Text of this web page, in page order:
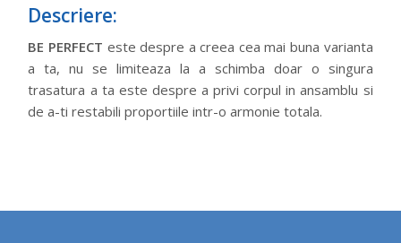
Descriere:
BE PERFECT este despre a creea cea mai buna varianta
a ta, nu se limiteaza la a schimba doar o singura
trasatura a ta este despre a privi corpul in ansamblu si
de a-ti restabili proportiile intr-o armonie totala.